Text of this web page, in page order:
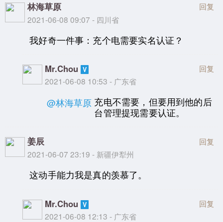
林海草原
2021-06-08 09:07 - 四川省
回复
我好奇一件事：充个电需要实名认证？
Mr.Chou
2021-06-08 10:53 - 广东省
回复
@林海草原 充电不需要，但要用到他的后
台管理提现需要认证。
姜辰
2021-06-07 23:19 - 新疆伊犁州
回复
这动手能力我是真的羡慕了。
Mr.Chou
2021-06-08 12:13 - 广东省
回复